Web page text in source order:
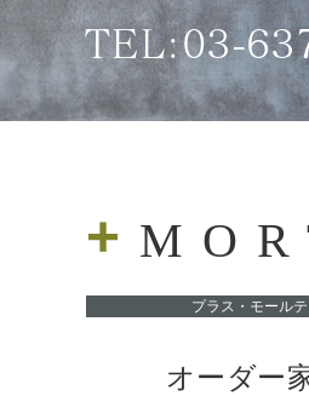
TEL:03-
+
プラス・モール
オーダー